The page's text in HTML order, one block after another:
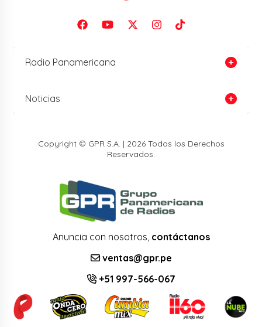
Radio Panamericana
Noticias
Copyright © GPR S.A. | 2026 Todos los Derechos
Reservados.
Anuncia con nosotros, contáctanos
ventas@gpr.pe
+51 997-566-067